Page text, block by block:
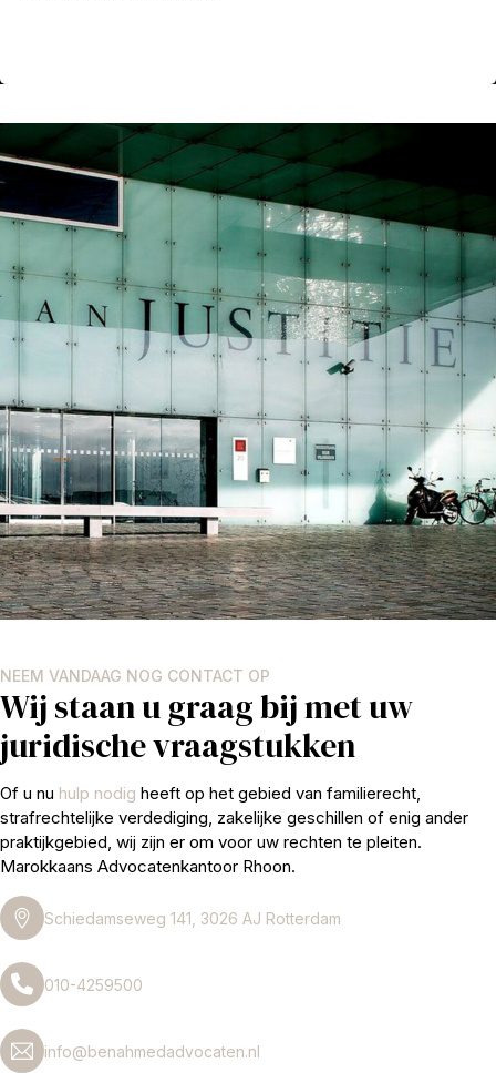
NEEM VANDAAG NOG CONTACT OP
Wij staan u graag bij met uw
juridische vraagstukken
Of u nu hulp nodig heeft op het gebied van familierecht,
strafrechtelijke verdediging, zakelijke geschillen of enig ander
praktijkgebied, wij zijn er om voor uw rechten te pleiten.
Marokkaans Advocatenkantoor Rhoon.
Schiedamseweg 141, 3026 AJ Rotterdam
010-4259500
info@benahmedadvocaten.nl